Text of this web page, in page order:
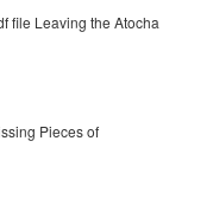
file Leaving the Atocha
Pieces of